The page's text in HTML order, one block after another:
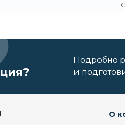
Подробно
и
О